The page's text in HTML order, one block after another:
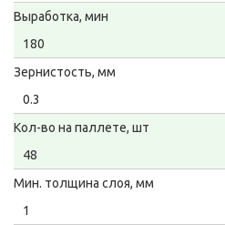
Выработка, мин
180
Зернистость, мм
0.3
Кол-во на паллете, шт
48
Мин. толщина слоя, мм
1